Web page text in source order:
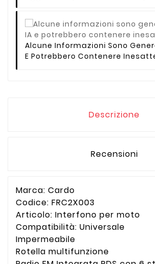
Alcune Informazioni Sono
E Potrebbero Contenere
Descrizione
Recensioni
Marca: Cardo
Codice: FRC2X003
Articolo: Interfono per moto
Compatibilità: Universale
Impermeabile
Rotella multifunzione